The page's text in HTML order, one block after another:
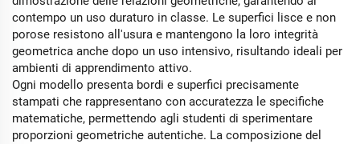
contempo un uso duraturo in classe. Le superfici lisce e non
porose resistono all'usura e mantengono la loro integrità
geometrica anche dopo un uso intensivo, risultando ideali per
ambienti di apprendimento attivo.
Ogni modello presenta bordi e superfici precisamente
stampati che rappresentano con accuratezza le specifiche
matematiche, permettendo agli studenti di sperimentare
proporzioni geometriche autentiche. La composizione del